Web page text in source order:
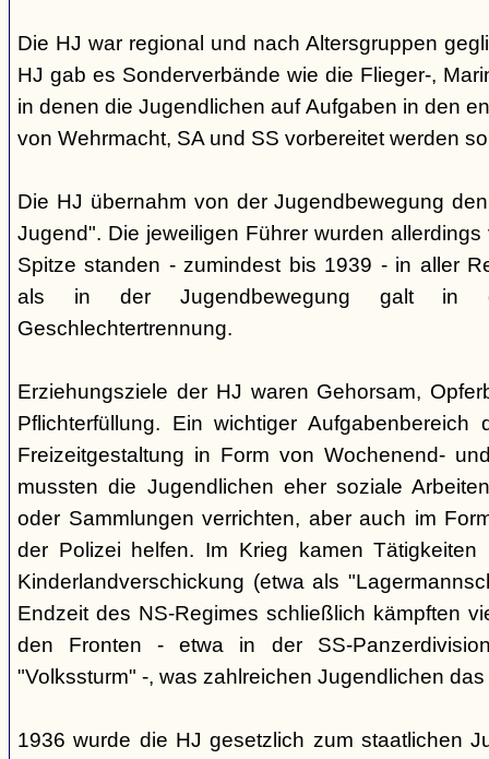
Die HJ war regional und nach Altersgruppen
HJ gab es Sonderverbände wie die Flieger-,
in denen die Jugendlichen auf Aufgaben in den
von Wehrmacht, SA und SS vorbereitet werden
Die HJ übernahm von der Jugendbewegung
Jugend". Die jeweiligen Führer wurden
Spitze standen - zumindest bis 1939 - in aller
als in der Jugendbewegung galt in
Geschlechtertrennung.
Erziehungsziele der HJ waren Gehorsam,
Pflichterfüllung. Ein wichtiger
Freizeitgestaltung in Form von Wochenend-
mussten die Jugendlichen eher soziale
oder Sammlungen verrichten, aber auch im
der Polizei helfen. Im Krieg kamen
Kinderlandverschickung (etwa als
Endzeit des NS-Regimes schließlich kämpften
den Fronten - etwa in der SS-
"Volkssturm" -, was zahlreichen Jugendlichen
1936 wurde die HJ gesetzlich zum staatlichen